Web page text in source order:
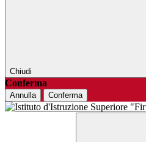
Chiudi
Conferma
Annulla Conferma